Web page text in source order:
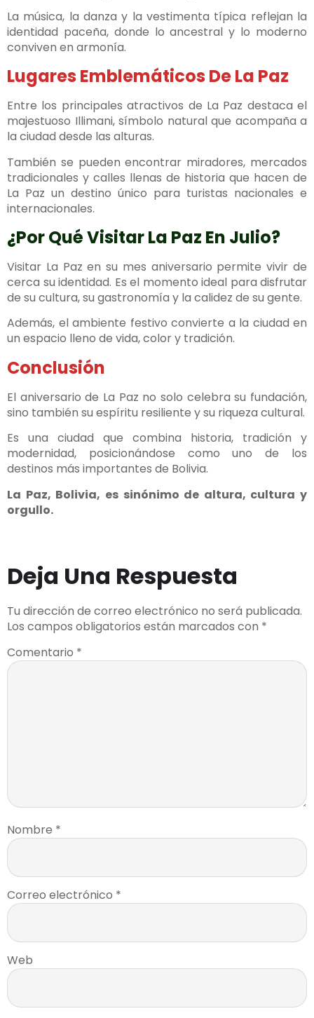
La música, la danza y la vestimenta típica reflejan la
identidad paceña, donde lo ancestral y lo moderno
conviven en armonía.
Lugares Emblemáticos De La Paz
Entre los principales atractivos de La Paz destaca el
majestuoso Illimani, símbolo natural que acompaña a
la ciudad desde las alturas.
También se pueden encontrar miradores, mercados
tradicionales y calles llenas de historia que hacen de
La Paz un destino único para turistas nacionales e
internacionales.
¿Por Qué Visitar La Paz En Julio?
Visitar La Paz en su mes aniversario permite vivir de
cerca su identidad. Es el momento ideal para disfrutar
de su cultura, su gastronomía y la calidez de su gente.
Además, el ambiente festivo convierte a la ciudad en
un espacio lleno de vida, color y tradición.
Conclusión
El aniversario de La Paz no solo celebra su fundación,
sino también su espíritu resiliente y su riqueza cultural.
Es una ciudad que combina historia, tradición y
modernidad, posicionándose como uno de los
destinos más importantes de Bolivia.
La Paz, Bolivia, es sinónimo de altura, cultura y
orgullo.
Deja Una Respuesta
Tu dirección de correo electrónico no será publicada.
Los campos obligatorios están marcados con *
Comentario *
Nombre *
Correo electrónico *
Web